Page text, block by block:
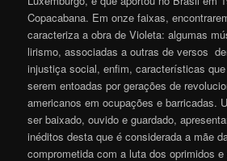
Copacabana. Em onze faixas,
caracteriza a obra de Violeta: algumas
lirismo, associadas a outras de versos
injustiça social, enfim, características
serem entoadas por gerações de
americanos em ocupações e barricadas.
ser baixado, ouvido e guardado,
inéditos desta que é considerada a mãe
comprometida com a luta dos oprimidos